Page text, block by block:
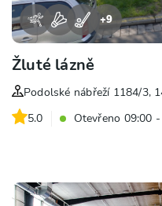
+9
Žluté lázně
Podolské nábřeží 1184/3,
5.0
Otevřeno 09:00